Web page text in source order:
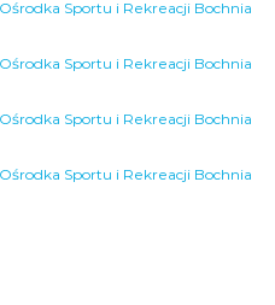
Sportu i Rekreacji Bochnia
Sportu i Rekreacji Bochnia
Sportu i Rekreacji Bochnia
Sportu i Rekreacji Bochnia